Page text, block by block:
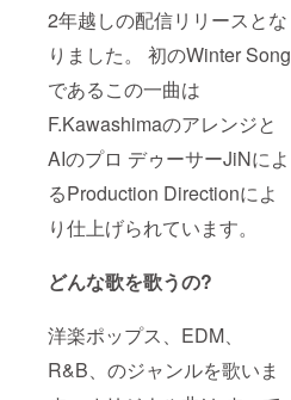
2年越しの配信リリースとな
りました。 初のWinter Song
であるこの一曲は
F.Kawashimaのアレンジと
AIのプロ デゥーサーJiNによ
るProduction Directionによ
り仕上げられています。
どんな歌を歌うの?
洋楽ポップス、EDM、
R&B、のジャンルを歌いま